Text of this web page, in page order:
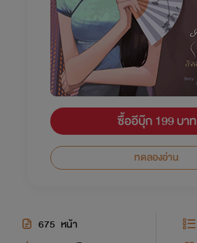
ซื้ออีบุ๊ก 199 บาท
ทดลองอ่าน
675 หน้า